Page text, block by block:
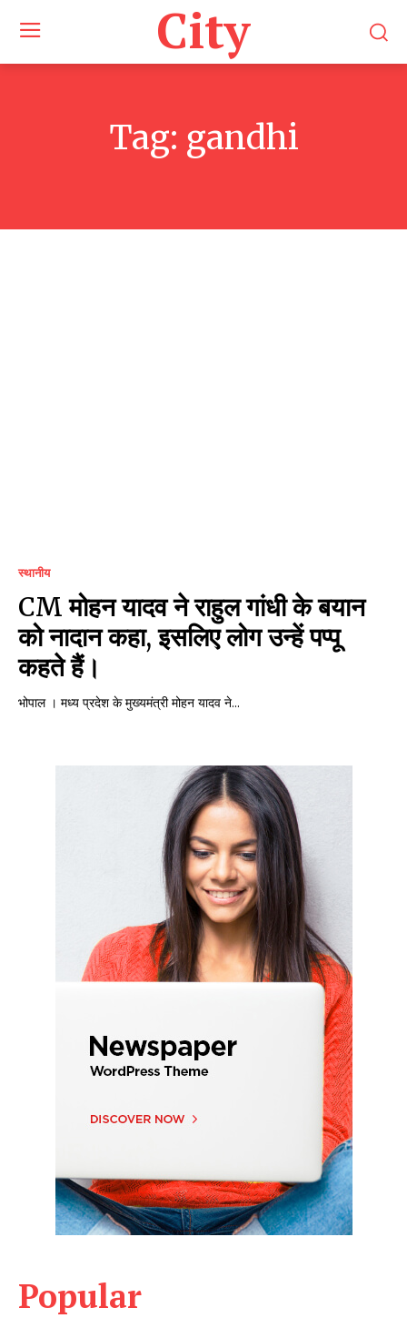
City
Tag: gandhi
स्थानीय
CM मोहन यादव ने राहुल गांधी के बयान
को नादान कहा, इसलिए लोग उन्हें पप्पू
कहते हैं।
भोपाल । मध्य प्रदेश के मुख्यमंत्री मोहन यादव ने...
Popular